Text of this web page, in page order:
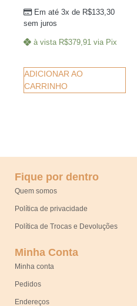
Em até 3x de R$133,30
sem juros
à vista R$379,91 via Pix
ADICIONAR AO
CARRINHO
Fique por dentro
Quem somos
Política de privacidade
Política de Trocas e Devoluções
Minha Conta
Minha conta
Pedidos
Endereços